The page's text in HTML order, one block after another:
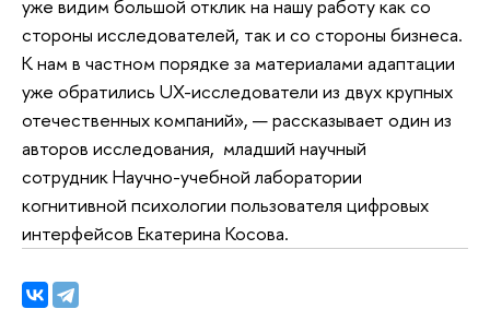
уже видим большой отклик на нашу работу как со
стороны исследователей, так и со стороны бизнеса.
К нам в частном порядке за материалами адаптации
уже обратились UX-исследователи из двух крупных
отечественных компаний», — рассказывает один из
авторов исследования, младший научный
сотрудник Научно-учебной лаборатории
когнитивной психологии пользователя цифровых
интерфейсов Екатерина Косова.